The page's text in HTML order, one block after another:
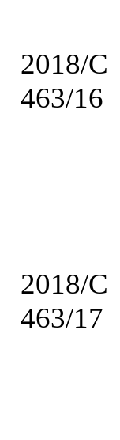
2018/C
463/16
2018/C
463/17